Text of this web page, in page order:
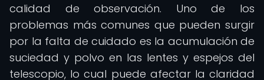
calidad de observación. Uno de los
problemas más comunes que pueden surgir
por la falta de cuidado es la acumulación de
suciedad y polvo en las lentes y espejos del
telescopio, lo cual puede afectar la claridad